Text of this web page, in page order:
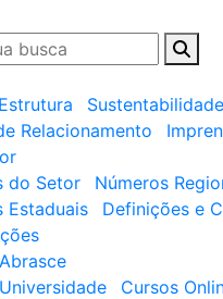
Estrutura Sustentabilidade
Relacionamento
do Setor
Números
Estaduais
Definições e
Cursos